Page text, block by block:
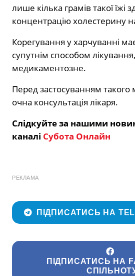
лише кілька грамів такої їжі
концентрацію холестерину
Корегування у харчуванні
супутнім способом
медикаментозне.
Перед застосуванням такого
очна консультація лікаря.
Слідкуйте за нашими
каналі Субота Онлайн
РЕКЛАМА
ПІДПИСАТИСЬ НА
ПІДПИСАТИСЬ НА